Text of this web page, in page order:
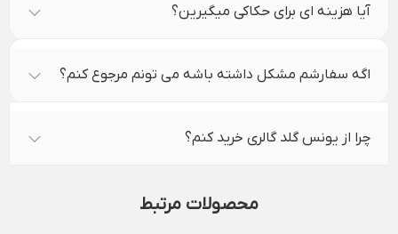
آیا هزینه ای برای حکاکی میگیرین؟
اگه سفارشم مشکل داشته باشه می تونم مرجوع کنم؟
چرا از یونس گلد گالری خرید کنم؟
محصولات مرتبط